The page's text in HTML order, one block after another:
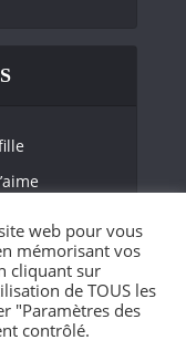
web pour vous
mémorisant vos
cliquant sur
de TOUS les
"Paramètres des
contrôlé.